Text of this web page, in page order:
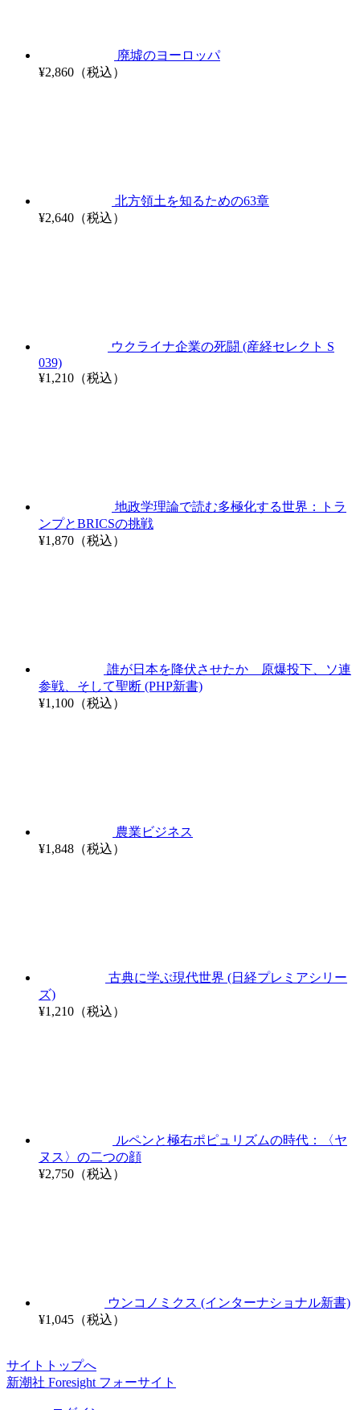
廃墟のヨーロッパ
¥2,860（税込）
北方領土を知るための63章
¥2,640（税込）
ウクライナ企業の死闘 (産経セレクト S
039)
¥1,210（税込）
地政学理論で読む多極化する世界：トラ
ンプとBRICSの挑戦
¥1,870（税込）
誰が日本を降伏させたか 原爆投下、ソ連
参戦、そして聖断 (PHP新書)
¥1,100（税込）
農業ビジネス
¥1,848（税込）
古典に学ぶ現代世界 (日経プレミアシリー
ズ)
¥1,210（税込）
ルペンと極右ポピュリズムの時代：〈ヤ
ヌス〉の二つの顔
¥2,750（税込）
ウンコノミクス (インターナショナル新書)
¥1,045（税込）
サイトトップへ
新潮社 Foresight フォーサイト